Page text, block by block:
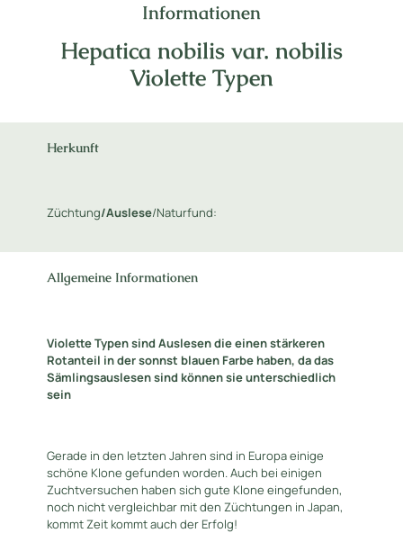
Informationen
Hepatica nobilis var. nobilis
Violette Typen
Herkunft
Züchtung/Auslese/Naturfund:
Allgemeine Informationen
Violette Typen sind Auslesen die einen stärkeren
Rotanteil in der sonnst blauen Farbe haben, da das
Sämlingsauslesen sind können sie unterschiedlich
sein
Gerade in den letzten Jahren sind in Europa einige
schöne Klone gefunden worden. Auch bei einigen
Zuchtversuchen haben sich gute Klone eingefunden,
noch nicht vergleichbar mit den Züchtungen in Japan,
kommt Zeit kommt auch der Erfolg!